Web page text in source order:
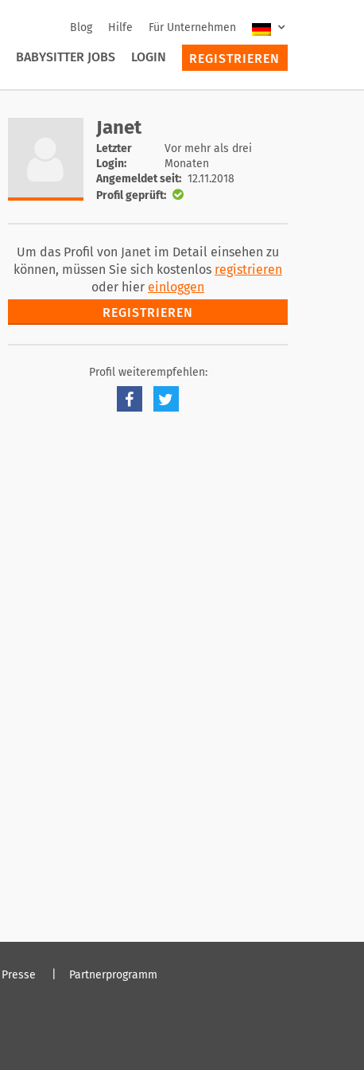
Blog Hilfe Für Unternehmen
BABYSITTER JOBS LOGIN REGISTRIEREN
Janet
Letzter
Login:
Vor mehr als drei
Monaten
Angemeldet seit: 12.11.2018
Profil geprüft:
Um das Profil von Janet im Detail einsehen zu
können, müssen Sie sich kostenlos registrieren
oder hier einloggen
REGISTRIEREN
Profil weiterempfehlen:
Presse Partnerprogramm